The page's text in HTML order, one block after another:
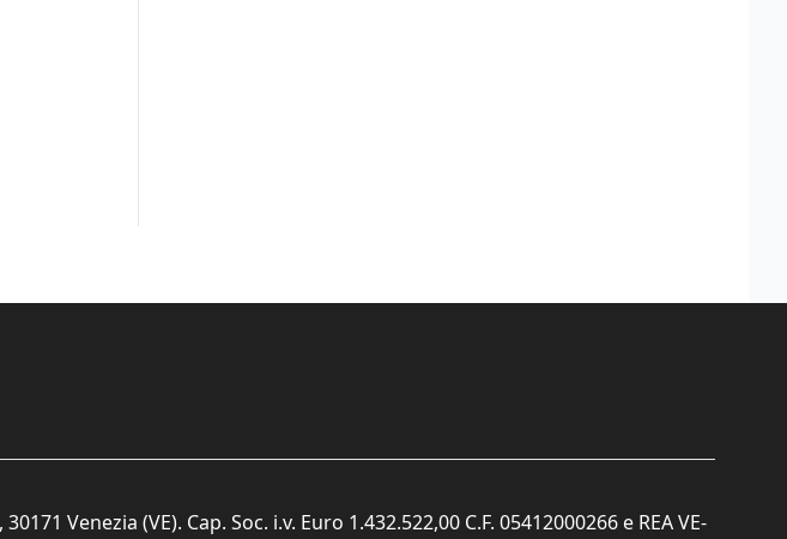
Venezia (VE). Cap. Soc. i.v. Euro 1.432.522,00 C.F. 05412000266 e REA VE-